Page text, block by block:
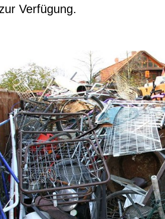
Verfügung.